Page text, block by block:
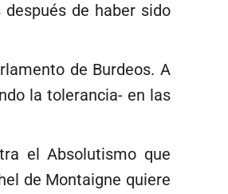
de haber sido
de Burdeos. A
la tolerancia- en las
el Absolutismo que
de Montaigne quiere